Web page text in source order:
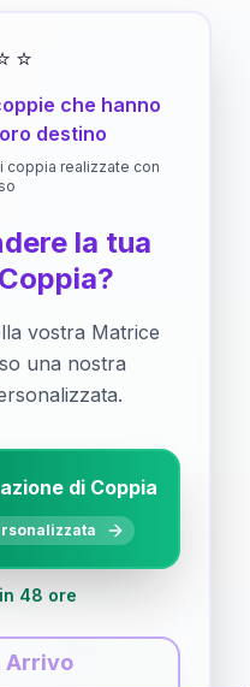
⭐
che hanno
destino
coppia realizzate con
la tua
vostra Matrice
una nostra
di Coppia
48 ore
Arrivo